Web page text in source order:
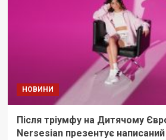
НОВИНИ
Після тріумфу на Дитячому
Nersesian презентує